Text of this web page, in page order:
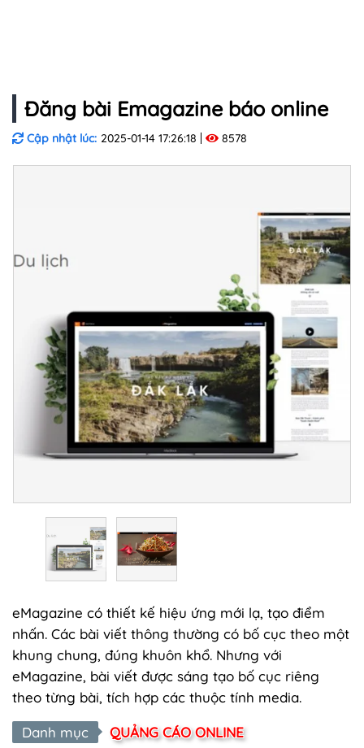
Đăng bài Emagazine báo online
Cập nhật lúc: 2025-01-14 17:26:18 8578
eMagazine có thiết kế hiệu ứng mới lạ, tạo điểm
nhấn. Các bài viết thông thường có bố cục theo một
khung chung, đúng khuôn khổ. Nhưng với
eMagazine, bài viết được sáng tạo bố cục riêng
theo từng bài, tích hợp các thuộc tính media.
Danh mục QUẢNG CÁO ONLINE